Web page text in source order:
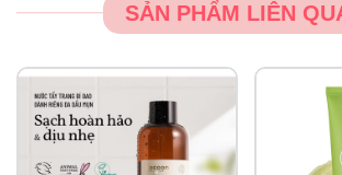
SẢN PHẨM LIÊN